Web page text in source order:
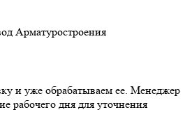
Арматуростроения
и уже обрабатываем ее. Менеджер
рабочего дня для уточнения